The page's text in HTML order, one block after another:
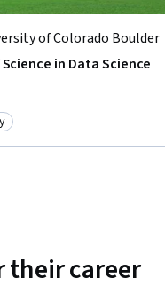
of Colorado Boulder
in Data Science
Ready
their career